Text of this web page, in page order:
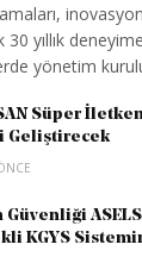
yıllık
yönetim
Süper
Geliştirecek
Güvenliği
KGYS